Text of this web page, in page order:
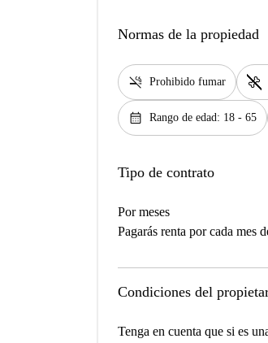
Normas de la propiedad
smoke_free Prohibido fumar pet_supplies
calendar_month Rango de edad: 18 - 65
Tipo de contrato
Por meses
Pagarás renta por cada mes
Condiciones del
Tenga en cuenta que si es